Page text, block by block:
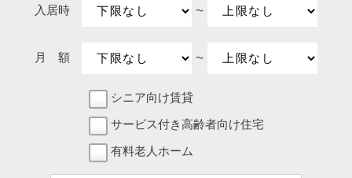
入居時 〜
月 額 〜
シニア向け賃貸
サービス付き高齢者向け住宅
有料老人ホーム